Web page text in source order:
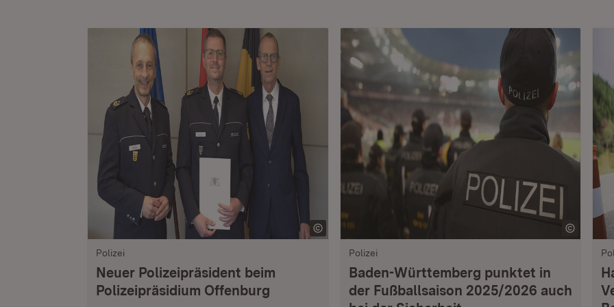
Polizei
Neuer Polizeipräsident beim
Polizeipräsidium Offenburg
Polizei
Baden-Württemberg punktet in
der Fußballsaison 2025/2026 auch